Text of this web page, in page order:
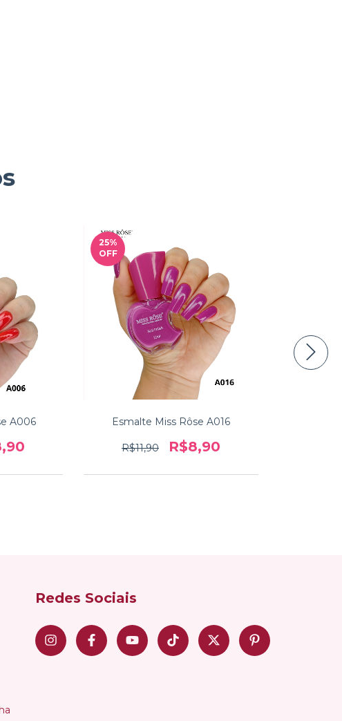
A006
25%
OFF
Esmalte Miss Rôse A016
R$11,90 R$8,90
Redes Sociais